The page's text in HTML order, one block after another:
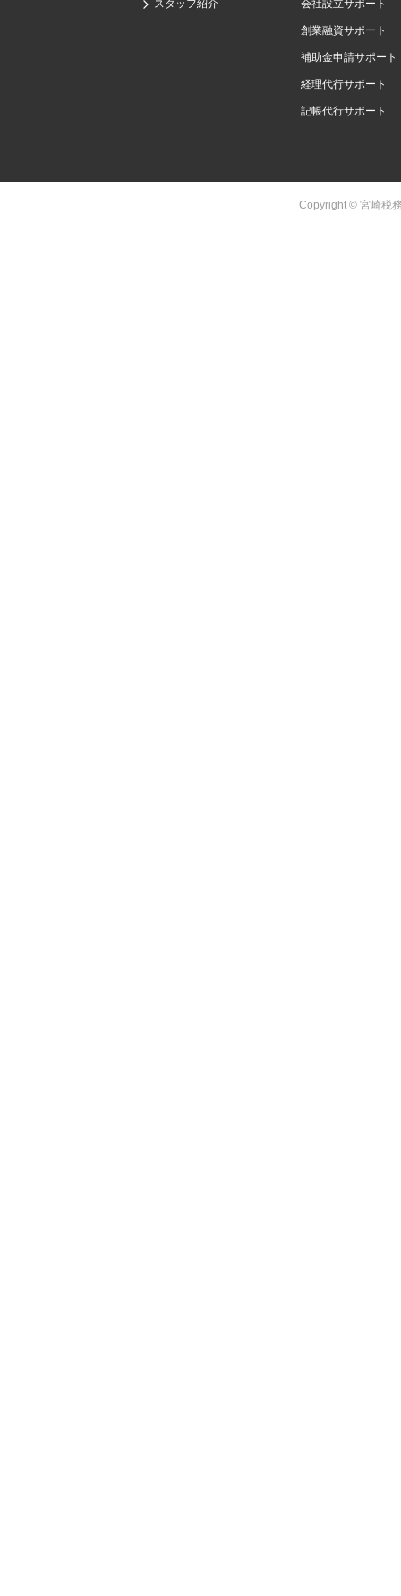
スタッフ紹介 会社設立サポート
創業融資サポート
補助金申請サポート
経理代行サポート
記帳代行サポート
Copyright © 宮崎税